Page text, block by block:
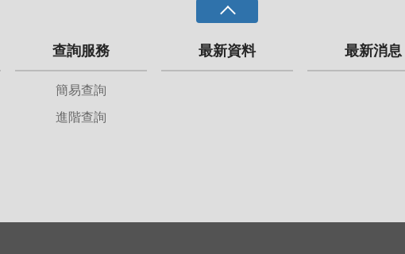
查詢服務
簡易查詢
進階查詢
最新資料 最新消息